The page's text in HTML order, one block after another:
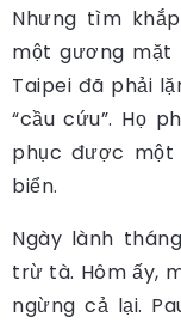
Nhưng tìm
một gương mặt
Taipei đã phải
“cầu cứu”. Họ
phục được
biển.
Ngày lành
trừ tà. Hôm ấy,
ngừng cả lại.